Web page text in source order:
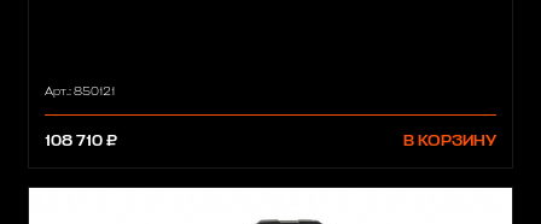
Арт.: 850121
108 710 ₽ В КОРЗИНУ